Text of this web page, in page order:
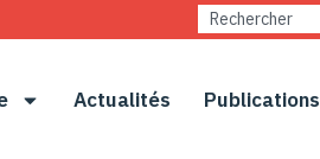
Actualités Publications